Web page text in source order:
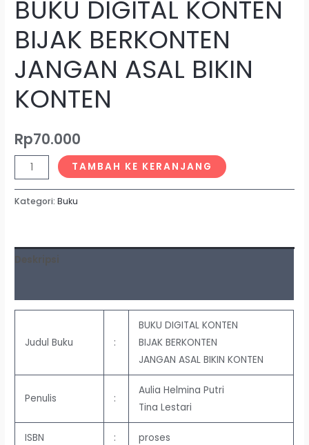
BUKU DIGITAL KONTEN
BIJAK BERKONTEN
JANGAN ASAL BIKIN
KONTEN
Rp70.000
TAMBAH KE KERANJANG
Kategori:Buku
Deskripsi
Judul Buku :
BUKU DIGITAL KONTEN
BIJAK BERKONTEN
JANGAN ASAL BIKIN KONTEN
Penulis :
Aulia Helmina Putri
Tina Lestari
ISBN : proses